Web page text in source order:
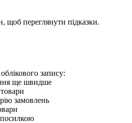
щоб переглянути підказки.
запису:
ще швидше
замовлень